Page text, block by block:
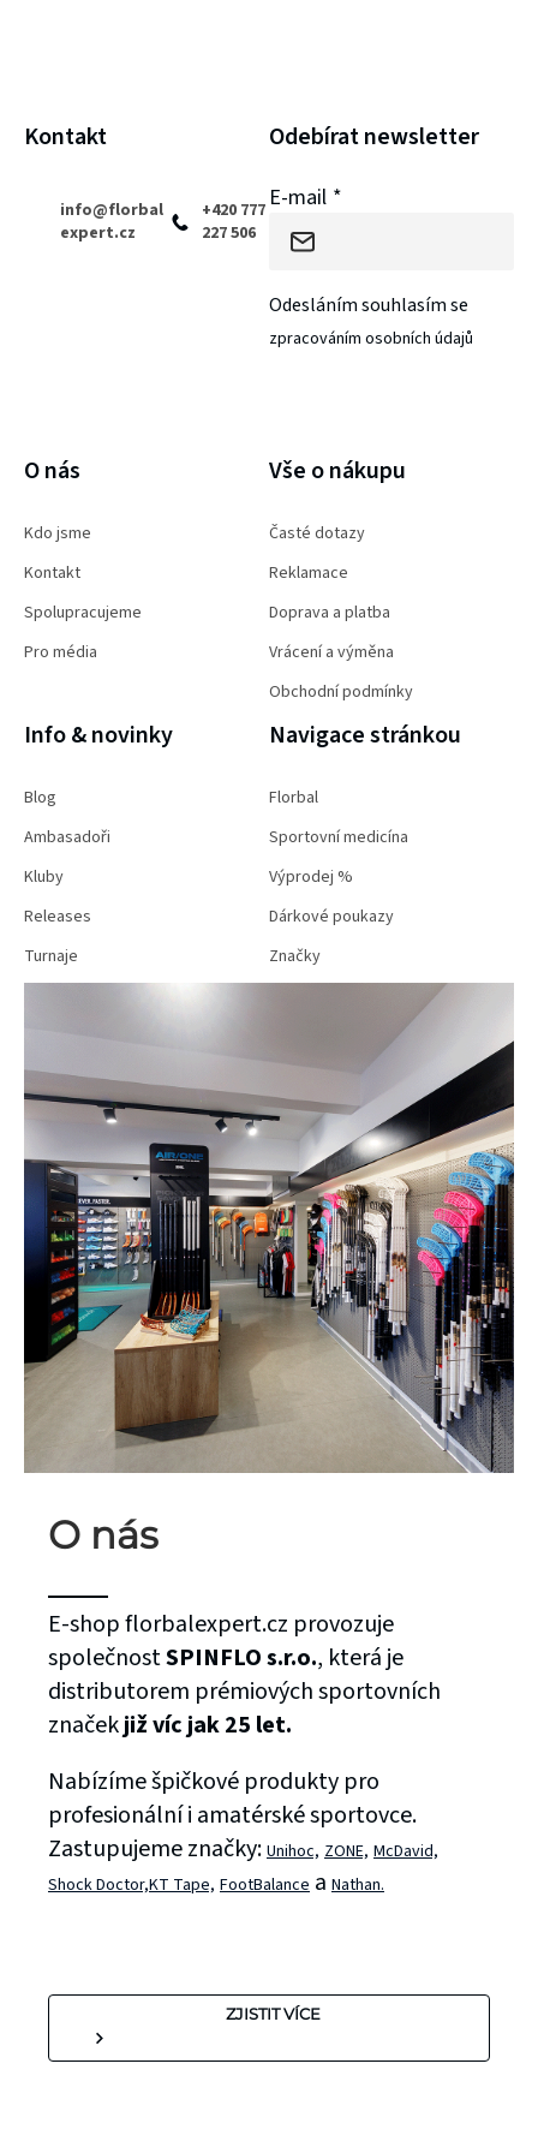
Kontakt
info@florbal
expert.cz
+420 777
227 506
Odebírat newsletter
E-mail
Odesláním souhlasím se
zpracováním osobních údajů
O nás
Kdo jsme
Kontakt
Spolupracujeme
Pro média
Vše o nákupu
Časté dotazy
Reklamace
Doprava a platba
Vrácení a výměna
Obchodní podmínky
Info & novinky
Blog
Ambasadoři
Kluby
Releases
Turnaje
Navigace stránkou
Florbal
Sportovní medicína
Výprodej %
Dárkové poukazy
Značky
O nás
E-shop florbalexpert.cz provozuje
společnostSPINFLO s.r.o., která je
distributorem prémiových sportovních
značekjiž víc jak 25 let.
Nabízíme špičkové produkty pro
profesionální i amatérské sportovce.
Zastupujeme značky: Unihoc, ZONE, McDavid,
Shock Doctor,KT Tape, FootBalance a Nathan.
ZJISTIT VÍCE